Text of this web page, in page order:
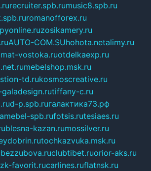
recruiter.spb.rumusic8.spb.ru
romanofforex.ru
zosikamery.ru
AUTO-COM.SUhohota.netalimy.ru
vostoka.ruotdelkaexp.ru
mebelshop.msk.ru
td.rukosmoscreative.ru
tiffany-c.ru
d-p.spb.ruгалактика73.рф
spb.rufotsis.rutesiaes.ru
blesna-kazan.rumossilver.ru
tochkazvuka.msk.ru
bezzubova.ruclubtibet.ruorior-aks.ru
favorit.rucarlines.ruflatnsk.ru